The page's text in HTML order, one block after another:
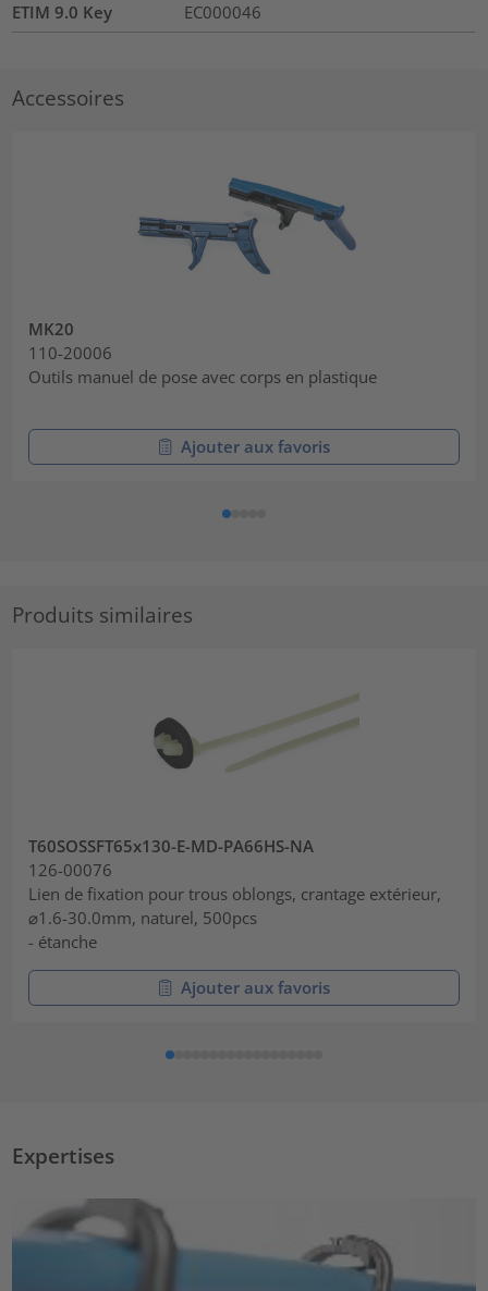
ETIM 9.0 Key
EC000046
Accessoires
MK20
110-20006
Outils manuel de pose avec corps en plastique
Ajouter aux favoris
Produits similaires
T60SOSSFT65x130-E-MD-PA66HS-NA
126-00076
Lien de fixation pour trous oblongs, crantage extérieur,
⌀1.6-30.0mm, naturel, 500pcs
- étanche
Ajouter aux favoris
Expertises